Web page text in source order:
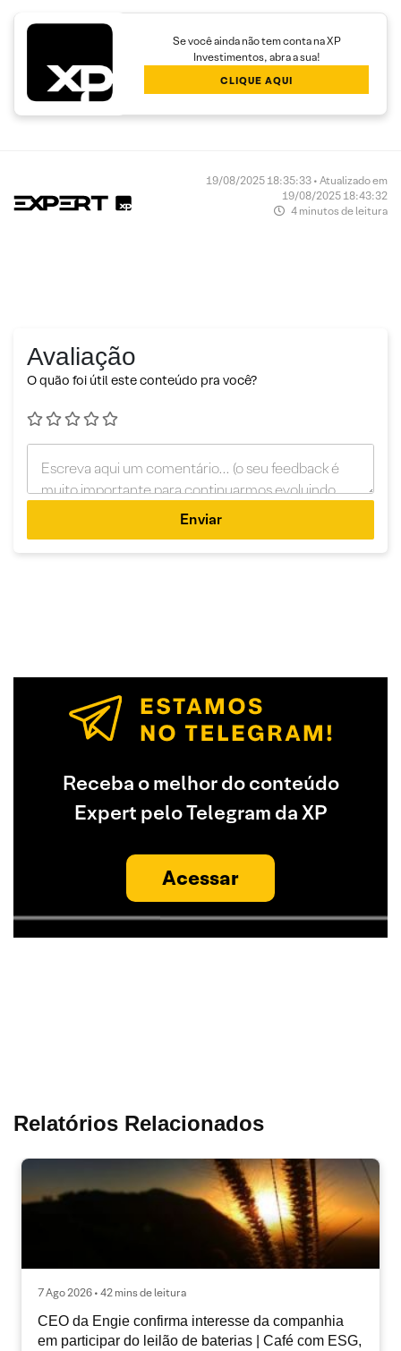
Se você ainda não tem conta na XP
Investimentos, abra a sua!
CLIQUE AQUI
19/08/2025 18:35:33 • Atualizado em
19/08/2025 18:43:32
4 minutos de leitura
Avaliação
O quão foi útil este conteúdo pra você?
Enviar
Receba o melhor do conteúdo
Expert pelo Telegram da XP
Acessar
Relatórios Relacionados
7 Ago 2026 • 42 mins de leitura
CEO da Engie confirma interesse da companhia
em participar do leilão de baterias | Café com ESG,